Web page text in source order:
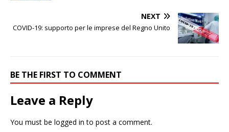
NEXT
COVID-19: supporto per le imprese del Regno Unito
BE THE FIRST TO COMMENT
Leave a Reply
You must be logged in to post a comment.